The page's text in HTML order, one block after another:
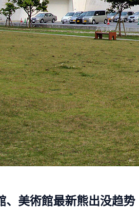
、美術館最新熊出没趋势